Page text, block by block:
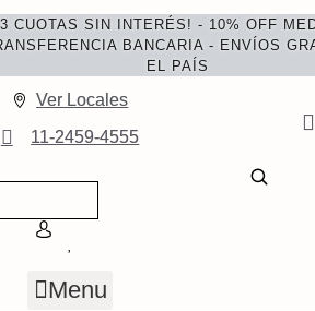
CUOTAS SIN INTERÉS! - 10% OFF
BANCARIA - ENVÍOS
EL PAÍS
Ver Locales
11-2459-4555
Menu